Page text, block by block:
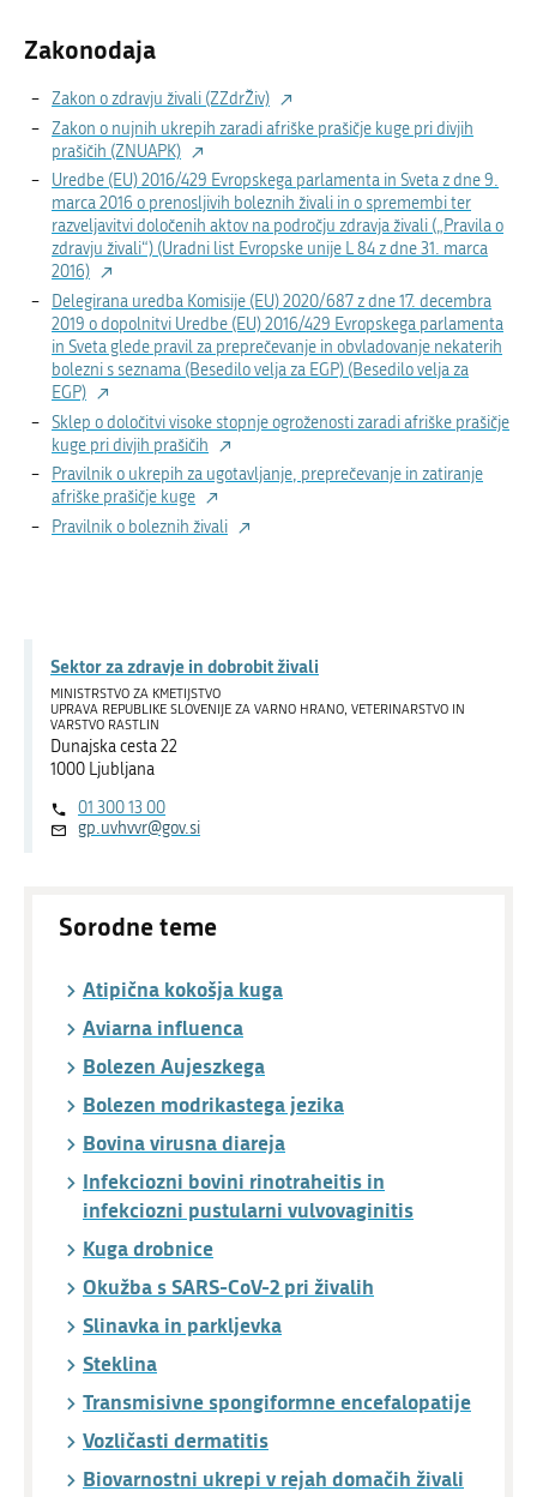
Zakonodaja
Zakon o zdravju živali (ZZdrŽiv)
Zakon o nujnih ukrepih zaradi afriške prašičje kuge pri divjih
prašičih (ZNUAPK)
Uredbe (EU) 2016/429 Evropskega parlamenta in Sveta z dne 9.
marca 2016 o prenosljivih boleznih živali in o spremembi ter
razveljavitvi določenih aktov na področju zdravja živali („Pravila o
zdravju živali“) (Uradni list Evropske unije L 84 z dne 31. marca
2016)
Delegirana uredba Komisije (EU) 2020/687 z dne 17. decembra
2019 o dopolnitvi Uredbe (EU) 2016/429 Evropskega parlamenta
in Sveta glede pravil za preprečevanje in obvladovanje nekaterih
bolezni s seznama (Besedilo velja za EGP) (Besedilo velja za
EGP)
Sklep o določitvi visoke stopnje ogroženosti zaradi afriške prašičje
kuge pri divjih prašičih
Pravilnik o ukrepih za ugotavljanje, preprečevanje in zatiranje
afriške prašičje kuge
Pravilnik o boleznih živali
Sektor za zdravje in dobrobit živali
MINISTRSTVO ZA KMETIJSTVO
UPRAVA REPUBLIKE SLOVENIJE ZA VARNO HRANO, VETERINARSTVO IN
VARSTVO RASTLIN
Dunajska cesta 22
1000 Ljubljana
01 300 13 00
gp.uvhvvr@gov.si
Sorodne teme
Atipična kokošja kuga
Aviarna influenca
Bolezen Aujeszkega
Bolezen modrikastega jezika
Bovina virusna diareja
Infekciozni bovini rinotraheitis in
infekciozni pustularni vulvovaginitis
Kuga drobnice
Okužba s SARS-CoV-2 pri živalih
Slinavka in parkljevka
Steklina
Transmisivne spongiformne encefalopatije
Vozličasti dermatitis
Biovarnostni ukrepi v rejah domačih živali